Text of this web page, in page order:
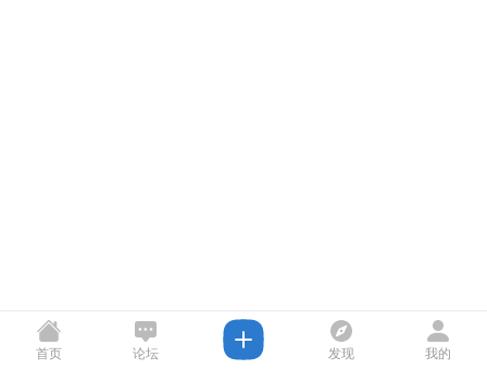
首页 论坛 发现 我的